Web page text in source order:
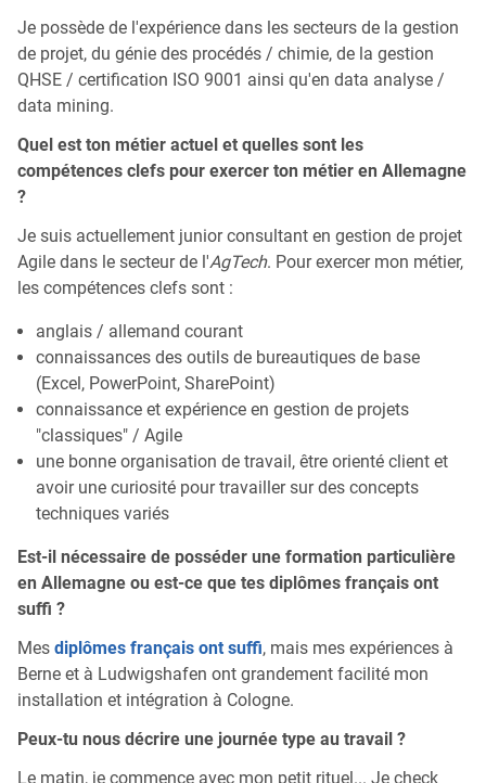
Je possède de l'expérience dans les secteurs de la gestion
de projet, du génie des procédés / chimie, de la gestion
QHSE / certification ISO 9001 ainsi qu'en data analyse /
data mining.
Quel est ton métier actuel et quelles sont les
compétences clefs pour exercer ton métier en Allemagne
?
Je suis actuellement junior consultant en gestion de projet
Agile dans le secteur de l'AgTech. Pour exercer mon métier,
les compétences clefs sont :
anglais / allemand courant
connaissances des outils de bureautiques de base
(Excel, PowerPoint, SharePoint)
connaissance et expérience en gestion de projets
"classiques" / Agile
une bonne organisation de travail, être orienté client et
avoir une curiosité pour travailler sur des concepts
techniques variés
Est-il nécessaire de posséder une formation particulière
en Allemagne ou est-ce que tes diplômes français ont
suffi ?
Mes diplômes français ont suffi, mais mes expériences à
Berne et à Ludwigshafen ont grandement facilité mon
installation et intégration à Cologne.
Peux-tu nous décrire une journée type au travail ?
Le matin, je commence avec mon petit rituel... Je check